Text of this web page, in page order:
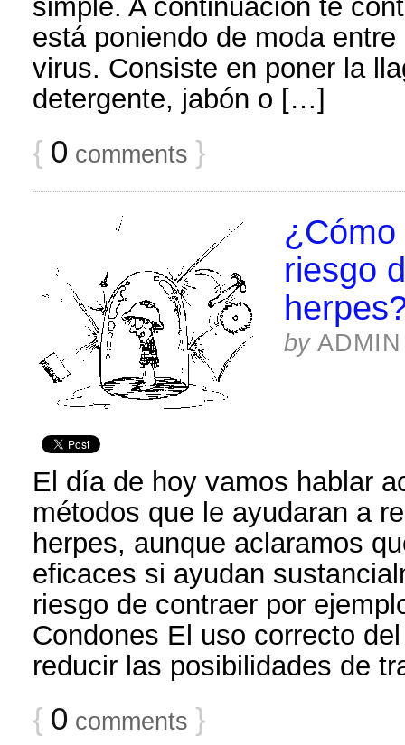
simple. A continuación te
está poniendo de moda
virus. Consiste en poner la
detergente, jabón o […]
{ 0 comments }
riesgo
by ADMIN
El día de hoy vamos hablar
métodos que le ayudaran a
herpes, aunque aclaramos
eficaces si ayudan
riesgo de contraer por
Condones El uso correcto
reducir las posibilidades de
{ 0 comments }